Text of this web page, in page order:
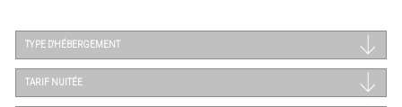
TYPE D'HÉBERGEMENT
TARIF NUITÉE